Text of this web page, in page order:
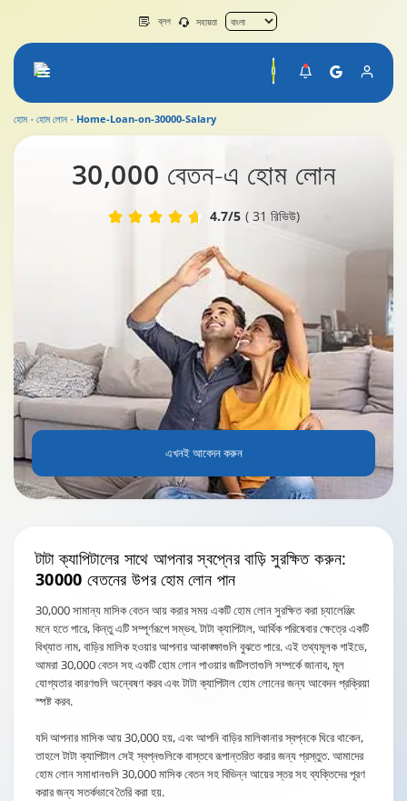
ব্লগ সহায়তা
হোম হোম লোন Home-Loan-on-30000-Salary
30,000 বেতন-এ হোম লোন
4.7/5 ( 31 রিভিউ)
30000 বেতনের উপর হোম লোন
এখনই আবেদন করুন
টাটা ক্যাপিটালের সাথে আপনার স্বপ্নের বাড়ি সুরক্ষিত করুন:
30000 বেতনের উপর হোম লোন পান
30,000 সামান্য মাসিক বেতন আয় করার সময় একটি হোম লোন সুরক্ষিত করা চ্যালেঞ্জিং
মনে হতে পারে, কিন্তু এটি সম্পূর্ণরূপে সম্ভব. টাটা ক্যাপিটাল, আর্থিক পরিষেবার ক্ষেত্রে একটি
বিখ্যাত নাম, বাড়ির মালিক হওয়ার আপনার আকাঙ্ক্ষাগুলি বুঝতে পারে. এই তথ্যমূলক গাইডে,
আমরা 30,000 বেতন সহ একটি হোম লোন পাওয়ার জটিলতাগুলি সম্পর্কে জানাব, মূল
যোগ্যতার কারণগুলি অন্বেষণ করব এবং টাটা ক্যাপিটাল হোম লোনের জন্য আবেদন প্রক্রিয়া
স্পষ্ট করব.
যদি আপনার মাসিক আয় 30,000 হয়, এবং আপনি বাড়ির মালিকানার স্বপ্নকে ঘিরে থাকেন,
তাহলে টাটা ক্যাপিটাল সেই স্বপ্নগুলিকে বাস্তবে রূপান্তরিত করার জন্য প্রস্তুত. আমাদের
হোম লোন সমাধানগুলি 30,000 মাসিক বেতন সহ বিভিন্ন আয়ের স্তর সহ ব্যক্তিদের পূরণ
করার জন্য সতর্কভাবে তৈরি করা হয়.